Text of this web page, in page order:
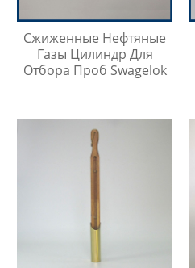
Сжиженные Нефтяные
Газы Цилиндр Для
Отбора Проб Swagelok